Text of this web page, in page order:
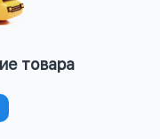
товара